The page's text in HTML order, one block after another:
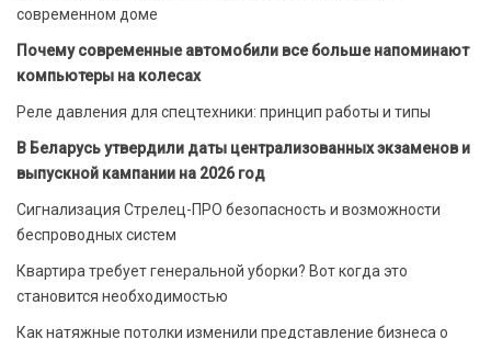
современном доме
Почему современные автомобили все больше напоминают
компьютеры на колесах
Реле давления для спецтехники: принцип работы и типы
В Беларусь утвердили даты централизованных экзаменов и
выпускной кампании на 2026 год
Сигнализация Стрелец-ПРО безопасность и возможности
беспроводных систем
Квартира требует генеральной уборки? Вот когда это
становится необходимостью
Как натяжные потолки изменили представление бизнеса о